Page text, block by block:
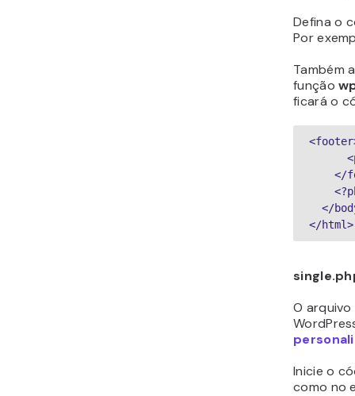
Defina o
Por
Também
função
ficará o
</
</html>
O arquivo
Inicie o
como no